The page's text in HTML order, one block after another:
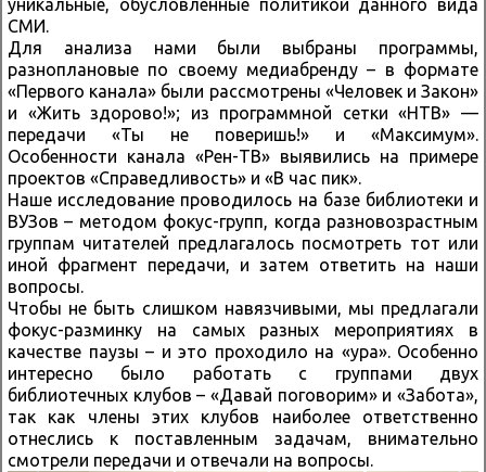
уникальные, обусловленные политикой данного вида
СМИ.
Для анализа нами были выбраны программы,
разноплановые по своему медиабренду – в формате
«Первого канала» были рассмотрены «Человек и Закон»
и «Жить здорово!»; из программной сетки «НТВ» —
передачи «Ты не поверишь!» и «Максимум».
Особенности канала «Рен-ТВ» выявились на примере
проектов «Справедливость» и «В час пик».
Наше исследование проводилось на базе библиотеки и
ВУЗов – методом фокус-групп, когда разновозрастным
группам читателей предлагалось посмотреть тот или
иной фрагмент передачи, и затем ответить на наши
вопросы.
Чтобы не быть слишком навязчивыми, мы предлагали
фокус-разминку на самых разных мероприятиях в
качестве паузы – и это проходило на «ура». Особенно
интересно было работать с группами двух
библиотечных клубов – «Давай поговорим» и «Забота»,
так как члены этих клубов наиболее ответственно
отнеслись к поставленным задачам, внимательно
смотрели передачи и отвечали на вопросы.